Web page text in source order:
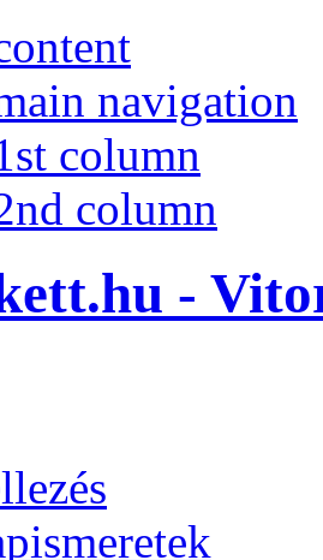
navigation
column
column
-